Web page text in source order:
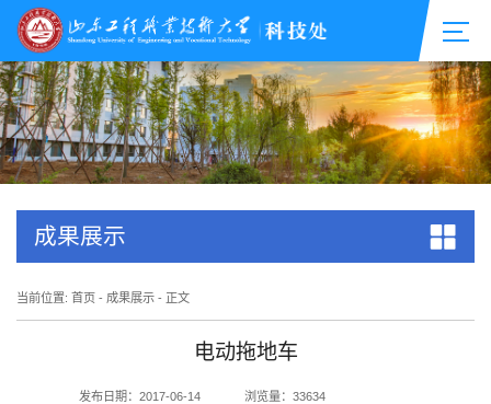
成果展示
当前位置: 首页 - 成果展示 - 正文
电动拖地车
发布日期：2017-06-14 浏览量： 33634